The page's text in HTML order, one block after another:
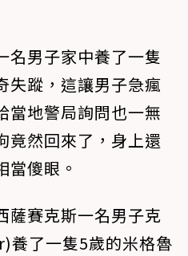
名男子家中養了一隻
失蹤，這讓男子急瘋
當地警局詢問也一無
竟然回來了，身上還
當傻眼。
薩賽克斯一名男子克
了一隻5歲的米格魯